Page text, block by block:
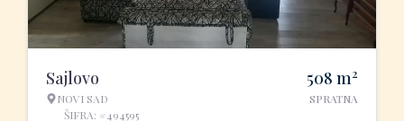
Sajlovo
NOVI SAD
ŠIFRA: #494595
508 m2
SPRATNA